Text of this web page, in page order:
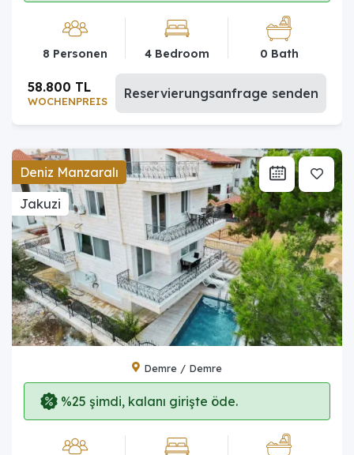
8 Personen 4 Bedroom 0 Bath
WOCHENPREIS
58.800 TL Reservierungsanfrage senden
Deniz Manzaralı
Jakuzi
Demre / Demre
%25 şimdi, kalanı girişte öde.